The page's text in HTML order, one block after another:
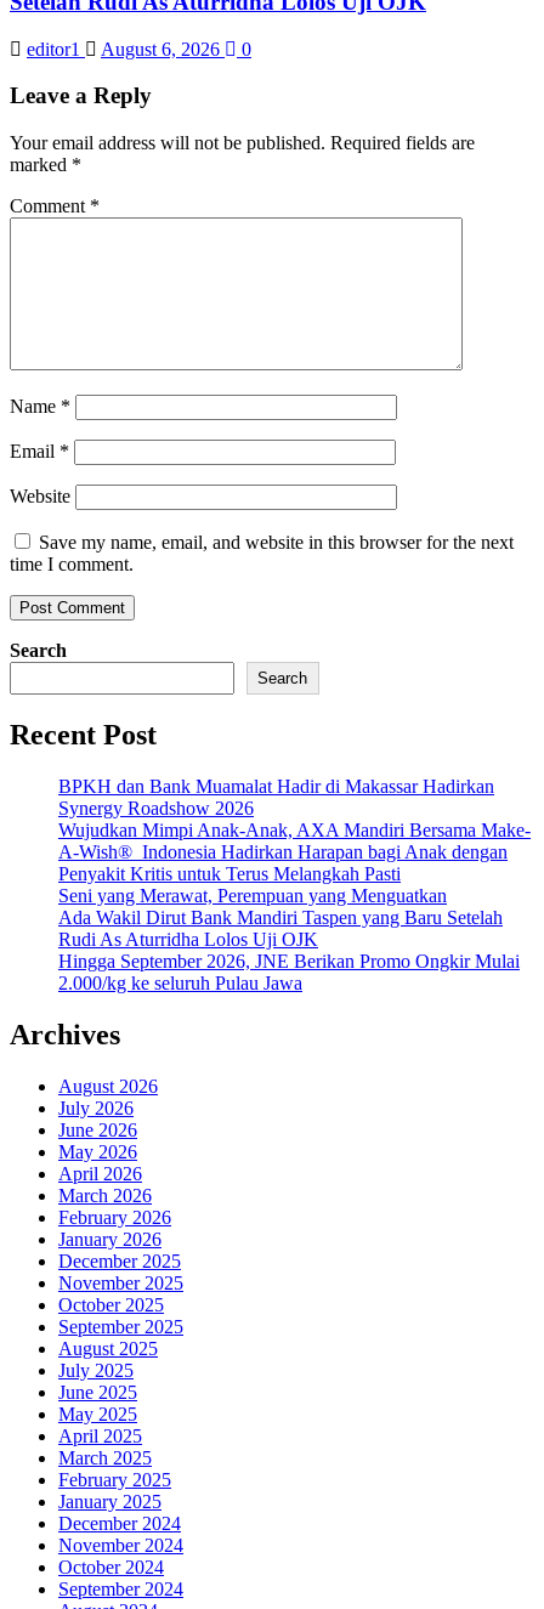
editor1 August 6, 2026 0
Leave a Reply
Your email address will not be published. Required fields are
marked *
Comment *
Name *
Email *
Website
Save my name, email, and website in this browser for the next
time I comment.
Search
Search
Recent Post
BPKH dan Bank Muamalat Hadir di Makassar Hadirkan
Synergy Roadshow 2026
Wujudkan Mimpi Anak-Anak, AXA Mandiri Bersama Make-
A-Wish® Indonesia Hadirkan Harapan bagi Anak dengan
Penyakit Kritis untuk Terus Melangkah Pasti
Seni yang Merawat, Perempuan yang Menguatkan
Ada Wakil Dirut Bank Mandiri Taspen yang Baru Setelah
Rudi As Aturridha Lolos Uji OJK
Hingga September 2026, JNE Berikan Promo Ongkir Mulai
2.000/kg ke seluruh Pulau Jawa
Archives
August 2026
July 2026
June 2026
May 2026
April 2026
March 2026
February 2026
January 2026
December 2025
November 2025
October 2025
September 2025
August 2025
July 2025
June 2025
May 2025
April 2025
March 2025
February 2025
January 2025
December 2024
November 2024
October 2024
September 2024